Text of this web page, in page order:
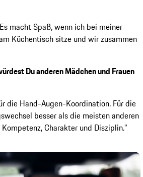
macht Spaß, wenn ich bei meiner
Küchentisch sitze und wir zusammen
Du anderen Mädchen und Frauen
die Hand-Augen-Koordination. Für die
besser als die meisten anderen
Charakter und Disziplin.”